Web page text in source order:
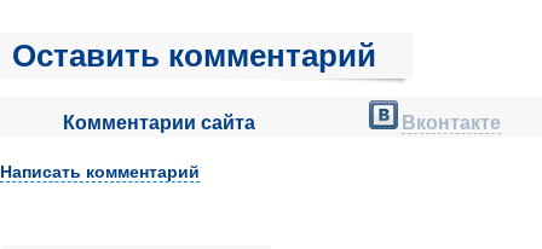
Оставить комментарий
Комментарии сайта Вконтакте
Написать комментарий